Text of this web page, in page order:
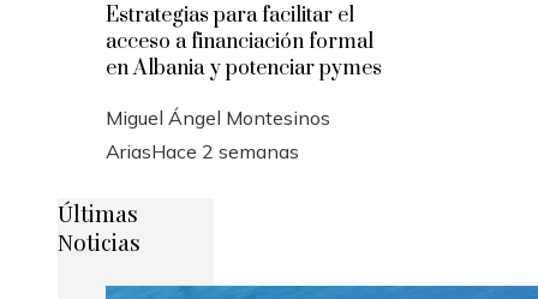
Estrategias para facilitar el
acceso a financiación formal
en Albania y potenciar pymes
Miguel Ángel Montesinos
AriasHace 2 semanas
Últimas
Noticias